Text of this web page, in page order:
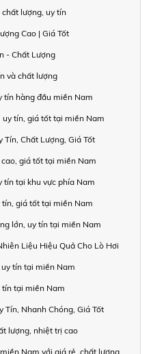
lượng, uy tín
Cao | Giá Tốt
- Chất Lượng
và chất lượng
tín hàng đầu miền Nam
tín, giá tốt tại miền Nam
Tín, Chất Lượng, Giá Tốt
giá tốt tại miền Nam
tín tại khu vực phía Nam
giá tốt tại miền Nam
lớn, uy tín tại miền Nam
Liệu Hiệu Quả Cho Lò Hơi
tín tại miền Nam
tại miền Nam
Tín, Nhanh Chóng, Giá Tốt
lượng, nhiệt trị cao
Nam với giá rẻ, chất lượng